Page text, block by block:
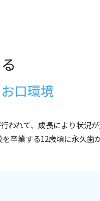
口環境
れて、成長により状況が
卒業する12歳頃に永久歯